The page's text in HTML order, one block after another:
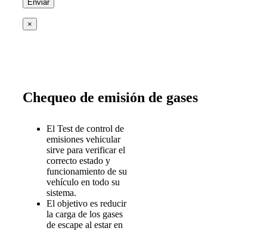
×
Chequeo de emisión de gases
El Test de control de
emisiones vehicular
sirve para verificar el
correcto estado y
funcionamiento de su
vehículo en todo su
sistema.
El objetivo es reducir
la carga de los gases
de escape al estar en